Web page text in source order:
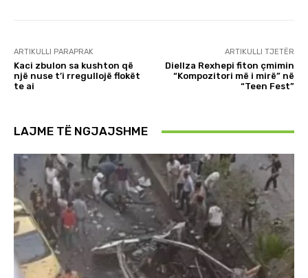
ARTIKULLI PARAPRAK
Kaci zbulon sa kushton që
një nuse t’i rregullojë flokët
te ai
ARTIKULLI TJETËR
Diellza Rexhepi fiton çmimin
“Kompozitori më i mirë” në
“Teen Fest”
LAJME TË NGJAJSHME